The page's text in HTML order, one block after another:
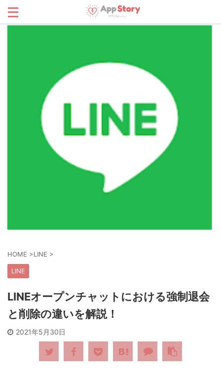
HOME >LINE >
LINE
LINEオープンチャットにおける強制退会
と削除の違いを解説！
2021年5月30日